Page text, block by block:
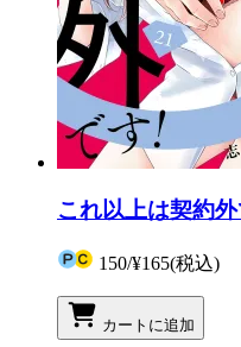
これ以上は契約
150/¥165(税込)
カートに追加